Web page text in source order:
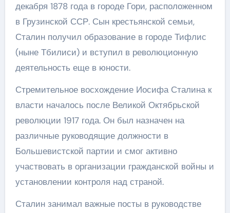
декабря 1878 года в городе Гори, расположенном
в Грузинской ССР. Сын крестьянской семьи,
Сталин получил образование в городе Тифлис
(ныне Тбилиси) и вступил в революционную
деятельность еще в юности.
Стремительное восхождение Иосифа Сталина к
власти началось после Великой Октябрьской
революции 1917 года. Он был назначен на
различные руководящие должности в
Большевистской партии и смог активно
участвовать в организации гражданской войны и
установлении контроля над страной.
Сталин занимал важные посты в руководстве